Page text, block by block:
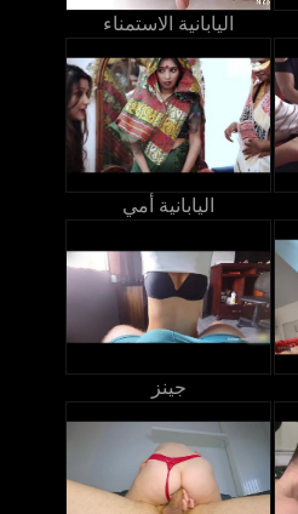
اليابانية الاستمناء
اليابانية أمي
جينز